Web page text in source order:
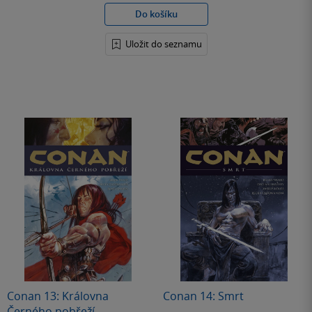
Do košíku
Uložit do seznamu
Conan 13: Královna
Conan 14: Smrt